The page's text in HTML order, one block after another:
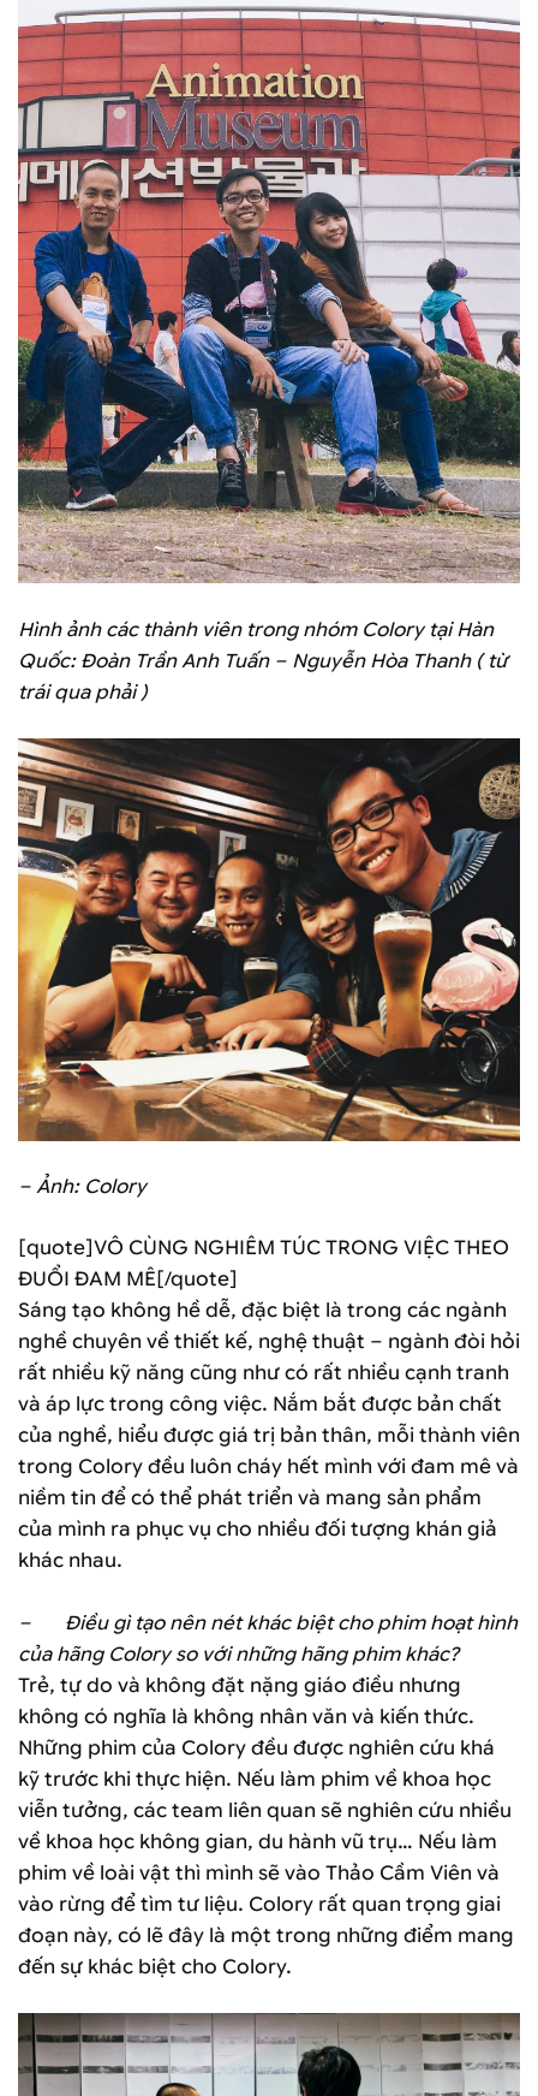
Hình ảnh các thành viên trong nhóm Colory tại Hàn
Quốc: Đoàn Trần Anh Tuấn – Nguyễn Hòa Thanh ( từ
trái qua phải )
– Ảnh: Colory
[quote]VÔ CÙNG NGHIÊM TÚC TRONG VIỆC THEO
ĐUỔI ĐAM MÊ[/quote]
Sáng tạo không hề dễ, đặc biệt là trong các ngành
nghề chuyên về thiết kế, nghệ thuật – ngành đòi hỏi
rất nhiều kỹ năng cũng như có rất nhiều cạnh tranh
và áp lực trong công việc. Nắm bắt được bản chất
của nghề, hiểu được giá trị bản thân, mỗi thành viên
trong Colory đều luôn cháy hết mình với đam mê và
niềm tin để có thể phát triển và mang sản phẩm
của mình ra phục vụ cho nhiều đối tượng khán giả
khác nhau.
– Điều gì tạo nên nét khác biệt cho phim hoạt hình
của hãng Colory so với những hãng phim khác?
Trẻ, tự do và không đặt nặng giáo điều nhưng
không có nghĩa là không nhân văn và kiến thức.
Những phim của Colory đều được nghiên cứu khá
kỹ trước khi thực hiện. Nếu làm phim về khoa học
viễn tưởng, các team liên quan sẽ nghiên cứu nhiều
về khoa học không gian, du hành vũ trụ… Nếu làm
phim về loài vật thì mình sẽ vào Thảo Cầm Viên và
vào rừng để tìm tư liệu. Colory rất quan trọng giai
đoạn này, có lẽ đây là một trong những điểm mang
đến sự khác biệt cho Colory.